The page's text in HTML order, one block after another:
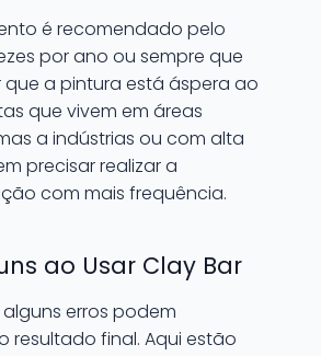
é recomendado pelo
por ano ou sempre que
a pintura está áspera ao
que vivem em áreas
a indústrias ou com alta
precisar realizar a
com mais frequência.
ao Usar Clay Bar
erros podem
resultado final. Aqui estão